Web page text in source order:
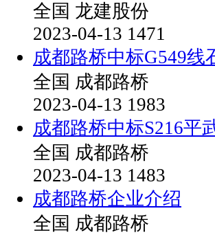
全国 龙建股份
2023-04-13 1471
成都路桥中标G549线
全国 成都路桥
2023-04-13 1983
成都路桥中标S216平
全国 成都路桥
2023-04-13 1483
成都路桥企业介绍
全国 成都路桥